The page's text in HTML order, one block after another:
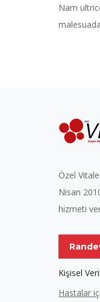
Nam
Özel
Nisan
hizmeti
Kişisel
Hastalar